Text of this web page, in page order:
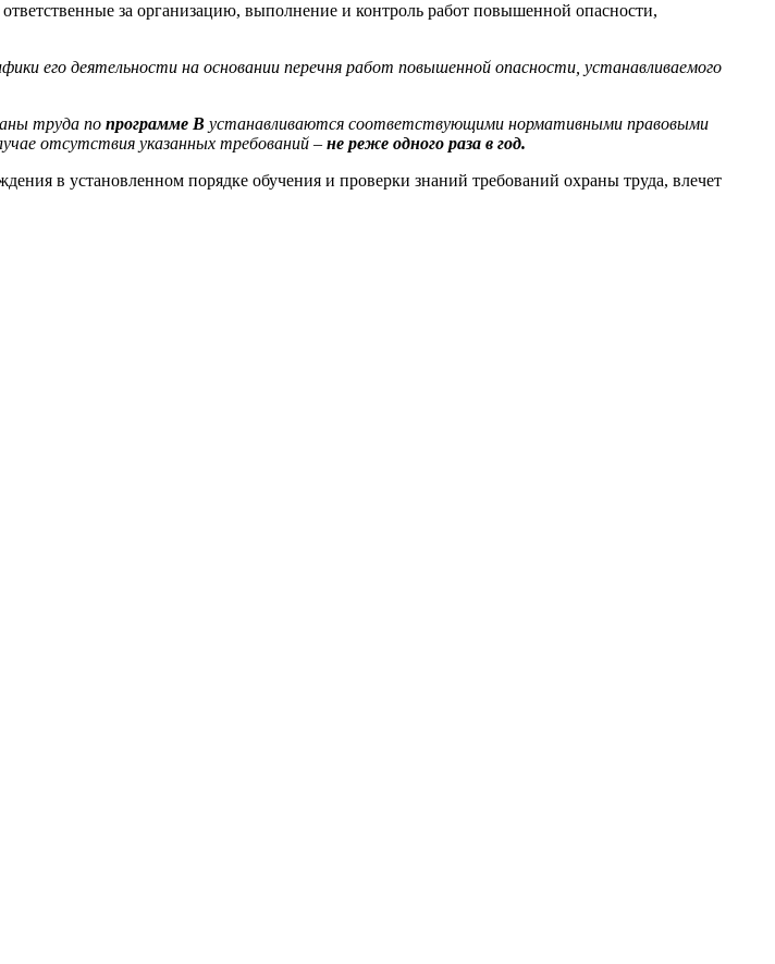
за организацию, выполнение и контроль работ повышенной опасности,
его деятельности на основании перечня работ повышенной опасности, устанавливаемого
труда по программе В устанавливаются соответствующими нормативными правовыми
отсутствия указанных требований – не реже одного раза в год.
в установленном порядке обучения и проверки знаний требований охраны труда, влечет